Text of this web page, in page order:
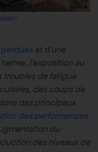
et d’une
terme, l’exposition au
troubles de fatigue
des coups de
des principaux
des performances
du
des niveaux de